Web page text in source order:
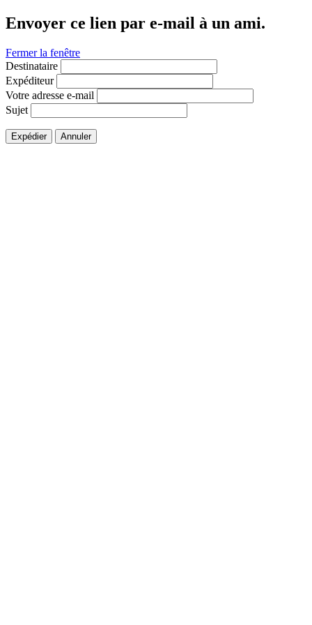
Envoyer ce lien par e-mail à un ami.
Fermer la fenêtre
Destinataire
Expéditeur
Votre adresse e-mail
Sujet
Expédier Annuler